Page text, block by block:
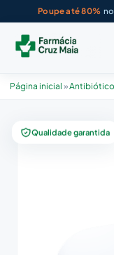
Poupe até 80%
Página inicial »
Qualidade garantida